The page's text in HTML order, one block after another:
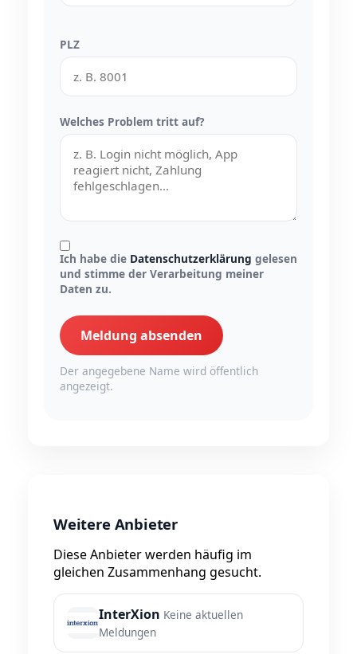
PLZ
Welches Problem tritt auf?
Ich habe die Datenschutzerklärung gelesen
und stimme der Verarbeitung meiner
Daten zu.
Meldung absenden
Der angegebene Name wird öffentlich
angezeigt.
Weitere Anbieter
Diese Anbieter werden häufig im
gleichen Zusammenhang gesucht.
InterXion Keine aktuellen
Meldungen